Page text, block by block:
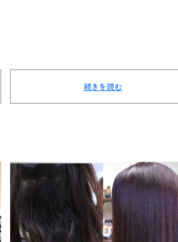
続きを読む